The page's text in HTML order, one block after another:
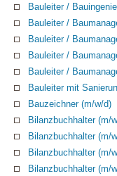
Bauleiter /
Bauleiter /
Bauleiter /
Bauleiter /
Bauleiter /
Bauleiter mit
Bauzeichner (m/w/d)
Bilanzbuchhalter (m/
Bilanzbuchhalter (m/
Bilanzbuchhalter (m/
Bilanzbuchhalter (m/